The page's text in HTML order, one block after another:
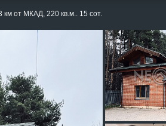
км от МКАД, 220 кв.м.. 15 сот.